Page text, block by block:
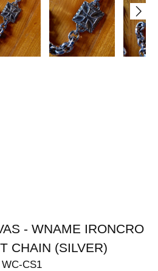
- WNAME IRONCRO
CHAIN (SILVER)
WC-CS1